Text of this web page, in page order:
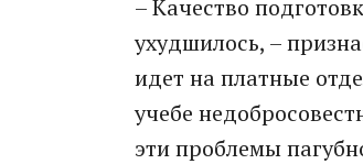
– Качество
ухудшилось, –
идет на платные
учебе
эти проблемы